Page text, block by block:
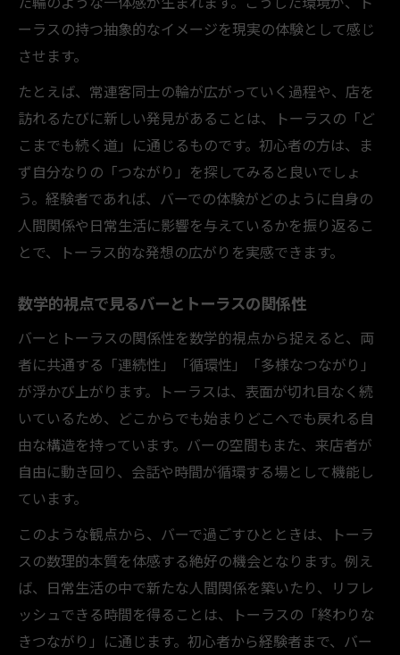
ーラスの持つ抽象的なイメージを現実の体験として感じ
させます。
たとえば、常連客同士の輪が広がっていく過程や、店を
訪れるたびに新しい発見があることは、トーラスの「ど
こまでも続く道」に通じるものです。初心者の方は、ま
ず自分なりの「つながり」を探してみると良いでしょ
う。経験者であれば、バーでの体験がどのように自身の
人間関係や日常生活に影響を与えているかを振り返るこ
とで、トーラス的な発想の広がりを実感できます。
数学的視点で見るバーとトーラスの関係性
バーとトーラスの関係性を数学的視点から捉えると、両
者に共通する「連続性」「循環性」「多様なつながり」
が浮かび上がります。トーラスは、表面が切れ目なく続
いているため、どこからでも始まりどこへでも戻れる自
由な構造を持っています。バーの空間もまた、来店者が
自由に動き回り、会話や時間が循環する場として機能し
ています。
このような観点から、バーで過ごすひとときは、トーラ
スの数理的本質を体感する絶好の機会となります。例え
ば、日常生活の中で新たな人間関係を築いたり、リフレ
ッシュできる時間を得ることは、トーラスの「終わりな
きつながり」に通じます。初心者から経験者まで、バー